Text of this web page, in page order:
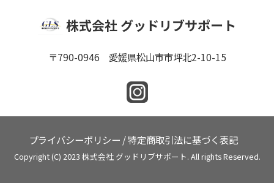
株式会社 グッドリブサポート
〒790-0946 愛媛県松山市市坪北2-10-15
プライバシーポリシー /特定商取引法に基づく表記
Copyright (C) 2023 株式会社 グッドリブサポート. All rights Reserved.